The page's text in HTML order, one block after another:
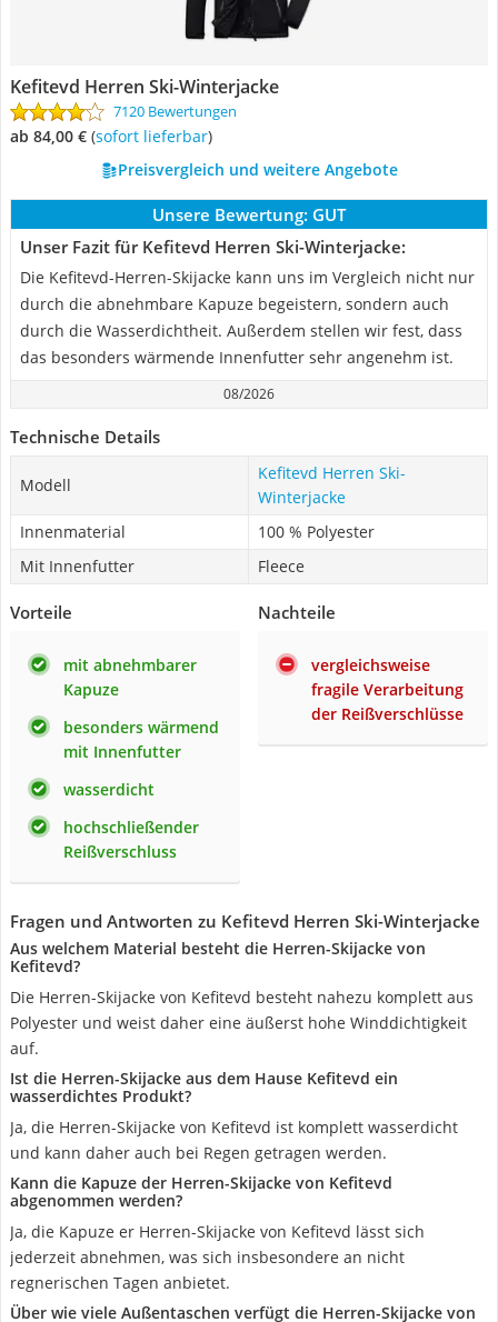
Kefitevd Herren Ski-Winterjacke
7120 Bewertungen
ab 84,00 € ( Sofort lieferbar)
Preisvergleich und weitere Angebote
Unsere Bewertung: GUT
Unser Fazit für Kefitevd Herren Ski-Winterjacke:
Die Kefitevd-Herren-Skijacke kann uns im Vergleich nicht nur
durch die abnehmbare Kapuze begeistern, sondern auch
durch die Wasserdichtheit. Außerdem stellen wir fest, dass
das besonders wärmende Innenfutter sehr angenehm ist.
08/2026
Technische Details
Modell
Kefitevd Herren Ski-
Winterjacke
Innenmaterial
100 % Polyester
Mit Innenfutter
Fleece
Vorteile
mit abnehmbarer
Kapuze
besonders wärmend
mit Innenfutter
wasserdicht
hochschließender
Reißverschluss
Nachteile
vergleichsweise
fragile Verarbeitung
der Reißverschlüsse
Fragen und Antworten zu Kefitevd Herren Ski-Winterjacke
Aus welchem Material besteht die Herren-Skijacke von
Kefitevd?
Die Herren-Skijacke von Kefitevd besteht nahezu komplett aus
Polyester und weist daher eine äußerst hohe Winddichtigkeit
auf.
Ist die Herren-Skijacke aus dem Hause Kefitevd ein
wasserdichtes Produkt?
Ja, die Herren-Skijacke von Kefitevd ist komplett wasserdicht
und kann daher auch bei Regen getragen werden.
Kann die Kapuze der Herren-Skijacke von Kefitevd
abgenommen werden?
Ja, die Kapuze er Herren-Skijacke von Kefitevd lässt sich
jederzeit abnehmen, was sich insbesondere an nicht
regnerischen Tagen anbietet.
Über wie viele Außentaschen verfügt die Herren-Skijacke von